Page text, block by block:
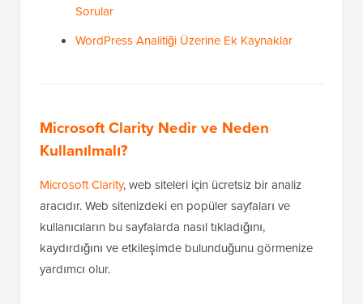
Sorular
WordPress Analitiği Üzerine Ek Kaynaklar
Microsoft Clarity Nedir ve Neden
Kullanılmalı?
Microsoft Clarity, web siteleri için ücretsiz bir analiz
aracıdır. Web sitenizdeki en popüler sayfaları ve
kullanıcıların bu sayfalarda nasıl tıkladığını,
kaydırdığını ve etkileşimde bulunduğunu görmenize
yardımcı olur.